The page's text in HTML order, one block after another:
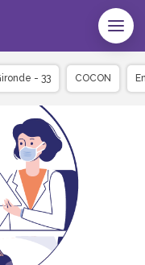
- 33 COCON